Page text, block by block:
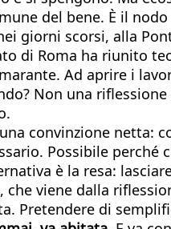
del bene. È il
giorni scorsi, alla
di Roma ha riunito
Ad aprire i
Non una
convinzione netta:
Possibile
è la resa:
che viene dalla
Pretendere di